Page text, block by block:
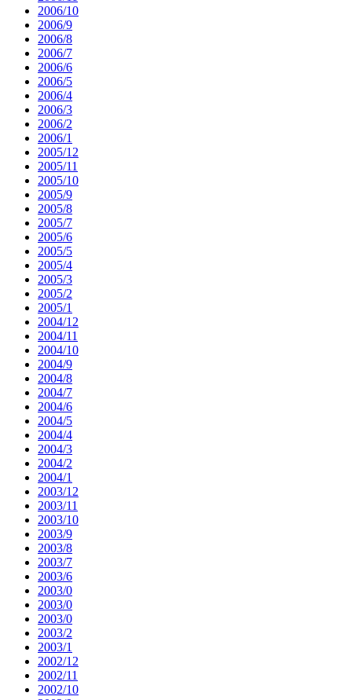
2006/10
2006/9
2006/8
2006/7
2006/6
2006/5
2006/4
2006/3
2006/2
2006/1
2005/12
2005/11
2005/10
2005/9
2005/8
2005/7
2005/6
2005/5
2005/4
2005/3
2005/2
2005/1
2004/12
2004/11
2004/10
2004/9
2004/8
2004/7
2004/6
2004/5
2004/4
2004/3
2004/2
2004/1
2003/12
2003/11
2003/10
2003/9
2003/8
2003/7
2003/6
2003/0
2003/0
2003/0
2003/2
2003/1
2002/12
2002/11
2002/10